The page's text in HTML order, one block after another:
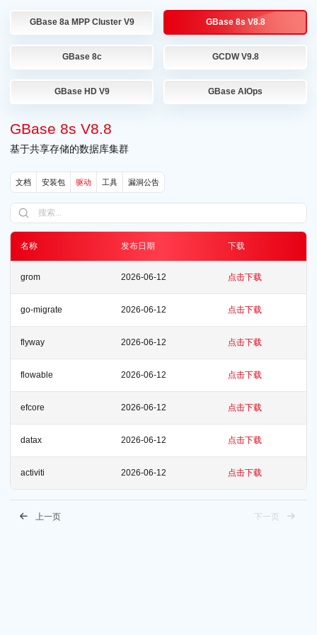
GBase 8a MPP Cluster V9 GBase 8s V8.8
GBase 8c GCDW V9.8
GBase HD V9 GBase AIOps
GBase 8s V8.8
基于共享存储的数据库集群
文档 安装包 驱动 工具 漏洞公告
名称 发布日期 下载
grom 2026-06-12 点击下载
go-migrate 2026-06-12 点击下载
flyway 2026-06-12 点击下载
flowable 2026-06-12 点击下载
efcore 2026-06-12 点击下载
datax 2026-06-12 点击下载
activiti 2026-06-12 点击下载
上一页 下一页